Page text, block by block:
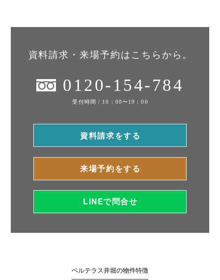
資料請求・来場予約はこちらから。
0120-154-784
受付時間 / 10：00〜19：00
資料請求をする
来場予約をする
LINEで問合せ
ベルテラス井堀の物件特徴